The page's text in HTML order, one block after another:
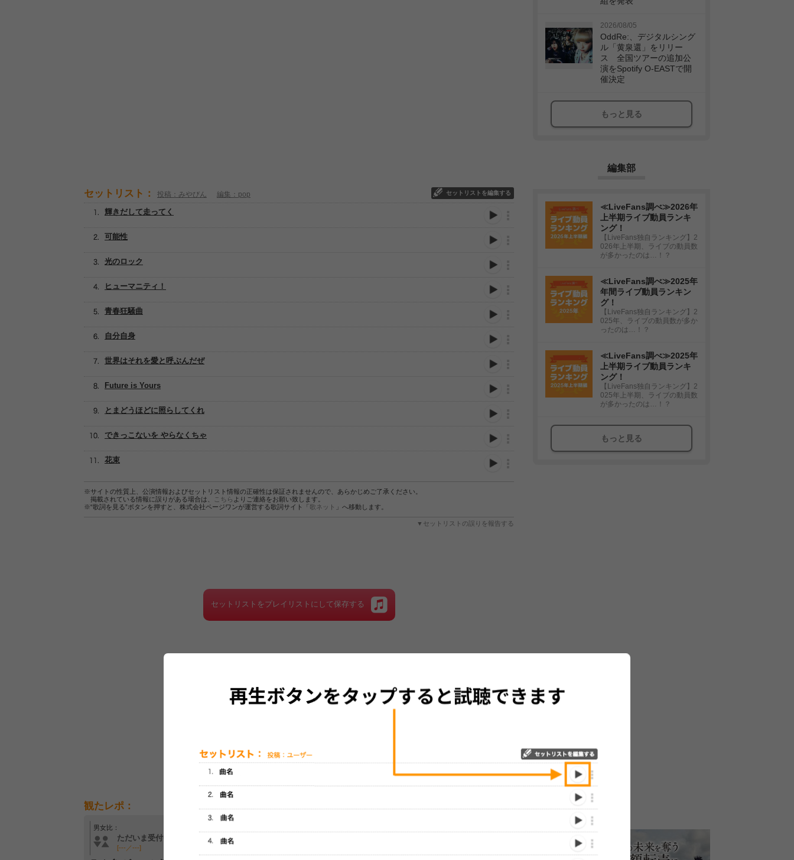
セットリスト： 投稿：みやびん 編集：pop セットリストを編集する
ヒューマニティ！
Future is Yours
できっこないを やらなくちゃ
輝きだして走ってく
青春狂騒曲
自分自身
世界はそれを愛と呼ぶんだぜ
可能性
とまどうほどに照らしてくれ
光のロック
花束
※サイトの性質上、公演情報およびセットリスト情報の正確性は保証されませんので、あらかじめご了承ください。
掲載されている情報に誤りがある場合は、
こちら よりご連絡をお願い致します。
※“歌詞を見る”ボタンを押すと、株式会社ページワンが運営する歌詞サイト「歌ネット 」へ移動します。
▼セットリストの誤りを報告する
セットリストをプレイリストにして保存する
観たレポ：
男女比：
ただいま受付中です
[---／---]
ただいま受付中です
2026/08/05
OddRe:、デジタルシング
ル「黄泉還」をリリー
ス 全国ツアーの追加公
演をSpotify O-EASTで開
催決定
もっと見る
編集部
≪LiveFans調べ≫2026年
上半期ライブ動員ランキ
ング！
【LiveFans独自ランキング】2
026年上半期、ライブの動員数
が多かったのは…！？
≪LiveFans調べ≫2025年
年間ライブ動員ランキン
グ！
【LiveFans独自ランキング】2
025年、ライブの動員数が多か
ったのは…！？
≪LiveFans調べ≫2025年
上半期ライブ動員ランキ
ング！
【LiveFans独自ランキング】2
025年上半期、ライブの動員数
が多かったのは…！？
もっと見る